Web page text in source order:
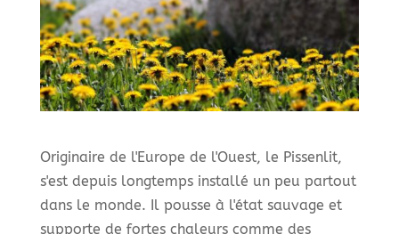
Originaire de l'Europe de l'Ouest, le Pissenlit,
s'est depuis longtemps installé un peu partout
dans le monde. Il pousse à l'état sauvage et
supporte de fortes chaleurs comme des